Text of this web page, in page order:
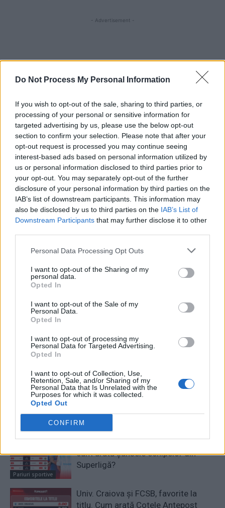
Do Not Process My Personal Information
If you wish to opt-out of the sale, sharing to third parties, or
processing of your personal or sensitive information for
targeted advertising by us, please use the below opt-out
section to confirm your selection. Please note that after your
opt-out request is processed you may continue seeing
interest-based ads based on personal information utilized by
us or personal information disclosed to third parties prior to
your opt-out. You may separately opt-out of the further
disclosure of your personal information by third parties on the
IAB’s list of downstream participants. This information may
also be disclosed by us to third parties on the IAB’s List of
Downstream Participants that may further disclose it to other
Personal Data Processing Opt Outs
I want to opt-out of the Sharing of my
personal data.
Opted In
I want to opt-out of the Sale of my
Personal Data.
Opted In
I want to opt-out of processing my
Personal Data for Targeted Advertising.
Opted In
I want to opt-out of Collection, Use,
Retention, Sale, and/or Sharing of my
Personal Data that Is Unrelated with the
Purposes for which it was collected.
Opted Out
CONFIRM
- Advertisement -
Articolul precedent
A murit unul dintre marii
fotbaliști ai Moldovei. Ca
antrenor, a dus Oțelul Galați în
Articolul următor
VIDEO. „George Simion l-a
înjurat pe Mihai Neamțu, a
vrut să-l bată de față cu
Pariuri sportive
Victoria oaspeților în Superligă, o
etapa a 3-a?
Pariuri sportive
Săptămâna europeană decisivă:
cum arată șansele echipelor din
Superligă?
Univ. Craiova și FCSB, favorite la
titlu. Cum arată Cotele Antepost